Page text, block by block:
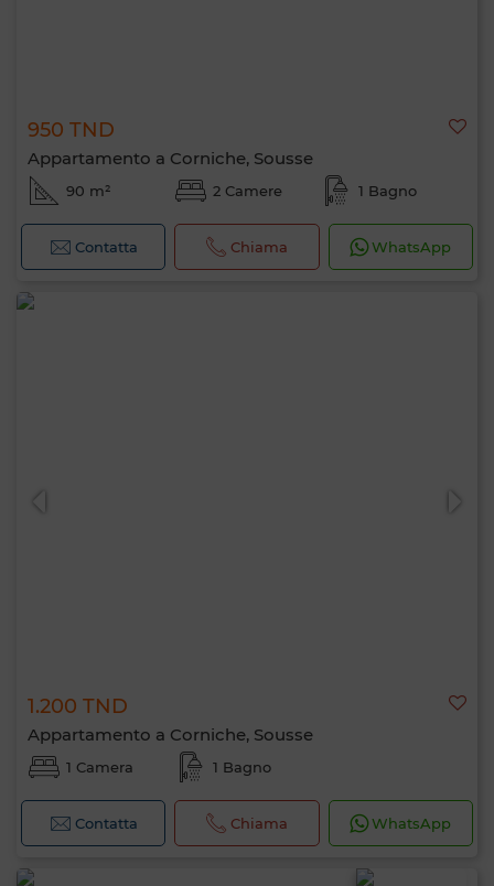
950 TND
Appartamento a Corniche, Sousse
90 m² 2 Camere 1 Bagno
Contatta Chiama WhatsApp
1.200 TND
Appartamento a Corniche, Sousse
1 Camera 1 Bagno
Contatta Chiama WhatsApp